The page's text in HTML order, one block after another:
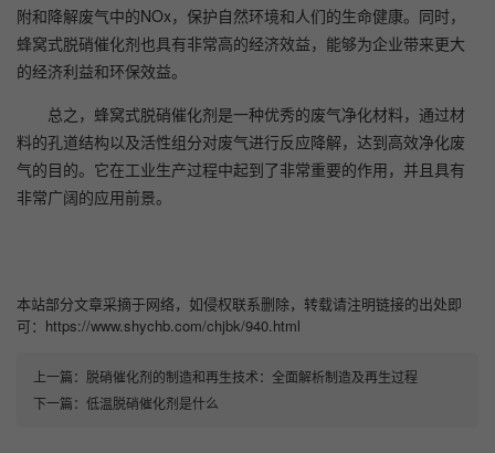
附和降解废气中的NOx，保护自然环境和人们的生命健康。同时，
蜂窝式脱硝催化剂也具有非常高的经济效益，能够为企业带来更大
的经济利益和环保效益。
总之，蜂窝式脱硝催化剂是一种优秀的废气净化材料，通过材
料的孔道结构以及活性组分对废气进行反应降解，达到高效净化废
气的目的。它在工业生产过程中起到了非常重要的作用，并且具有
非常广阔的应用前景。
本站部分文章采摘于网络，如侵权联系删除，转载请注明链接的出处即
可：https://www.shychb.com/chjbk/940.html
上一篇： 脱硝催化剂的制造和再生技术：全面解析制造及再生过程
下一篇： 低温脱硝催化剂是什么